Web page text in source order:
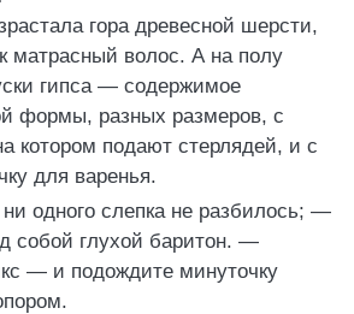
гора древесной шерсти,
матрасный волос. А на полу
гипса — содержимое
формы, разных размеров, с
котором подают стерлядей, и с
для варенья.
одного слепка не разбилось; —
собой глухой баритон. —
— и подождите минуточку